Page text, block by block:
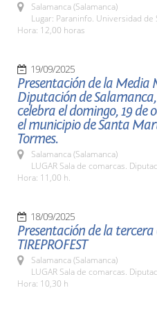
Salamanca (Salamanca)
Lugar: Paraninfo. Universidad de
Hora: 12,00 horas
19/09/2025
Presentación de la Media
Diputación de Salamanca,
celebra el domingo, 19 de
el municipio de Santa
Tormes.
Salamanca (Salamanca)
LUGAR Sala de comarcas.
Hora: 11,00 h.
18/09/2025
Presentación de la tercera
TIREPROFEST
Salamanca (Salamanca)
LUGAR Sala de comarcas.
Hora: 10,30 h